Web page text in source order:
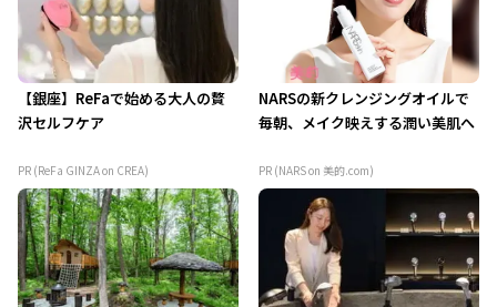
【銀座】ReFaで始める大人の贅
沢セルフケア
PR (ReFa GINZA on CREA)
NARSの新クレンジングオイルで
毎朝、メイク映えする潤い美肌へ
PR (NARS on 美的.com)